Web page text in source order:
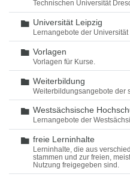
Technischen Universität
Ordner
Universität Leipzig
Lernangebote der
Ordner
Vorlagen
Vorlagen für Kurse.
Ordner
Weiterbildung
Weiterbildungsangebote der
Ordner
Westsächsische
Lernangebote der
Ordner
freie Lerninhalte
Lerninhalte, die aus
stammen und zur freien,
Nutzung freigegeben sind.